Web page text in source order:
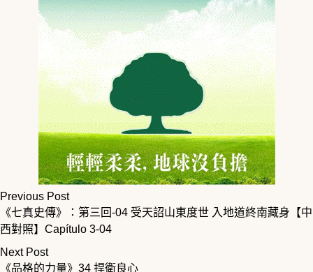
Previous Post
《七真史傳》：第三回-04 受天詔山東度世 入地道終南藏身【中
西對照】Capítulo 3-04
Next Post
《品格的力量》34 捍衛良心